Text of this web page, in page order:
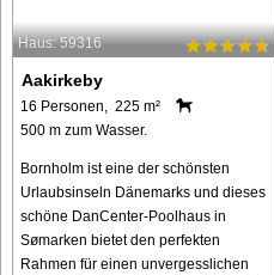
Haus: 59316
Aakirkeby
16 Personen, 225 m²
500 m zum Wasser.
Bornholm ist eine der schönsten
Urlaubsinseln Dänemarks und dieses
schöne DanCenter-Poolhaus in
Sømarken bietet den perfekten
Rahmen für einen unvergesslichen